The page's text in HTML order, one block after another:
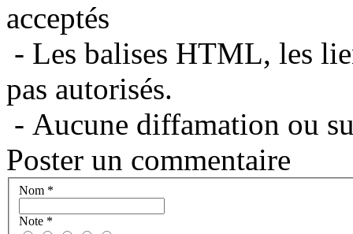
acceptés
- Les balises HTML, les
pas autorisés.
- Aucune diffamation ou
Poster un commentaire
Nom *
Note *